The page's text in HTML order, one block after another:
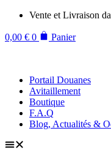
Aller
contenu
Vente et Livraison
0,00 € 0 Panier
Portail Douanes
Avitaillement
Boutique
F.A.Q
Blog, Actualités &